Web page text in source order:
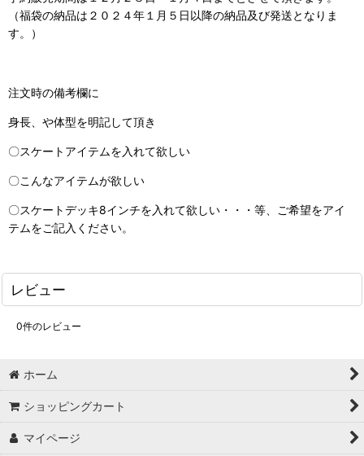
（福袋の納品は２０２４年１月５日以降の納品及び発送となりま
す。）
注文時の備考欄に
身長、や体型を明記して頂き
〇スケートアイテムを入れて欲しい
〇こんなアイテムが欲しい
〇スケートデッキ8インチを入れて欲しい・・・等、ご希望をアイ
テムをご記入ください。
レビュー
0件のレビュー
ホーム
ショッピングカート
マイページ